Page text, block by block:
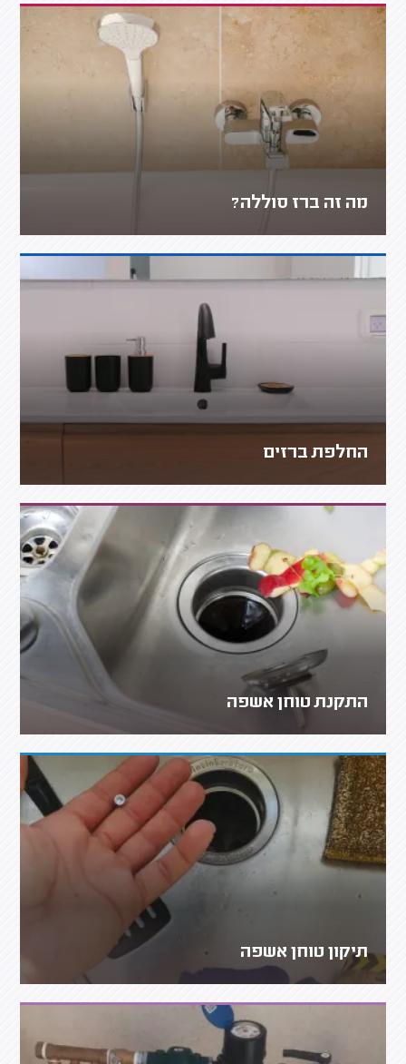
מה זה ברז סוללה?
החלפת ברזים
התקנת טוחן אשפה
תיקון טוחן אשפה